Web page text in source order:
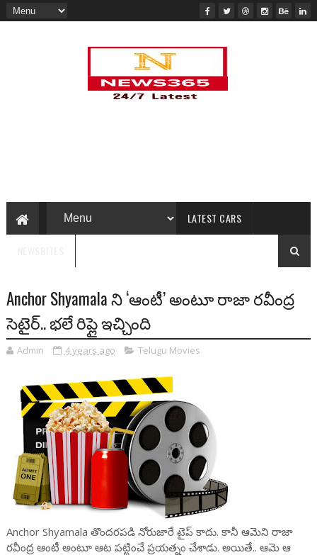
LATEST CARS
Anchor Shyamala ని ‘ఆంటీ’ అంటూ రాజా రవీంద్ర
సెటైర్.. భలే రిప్లై ఇచ్చింది
Admin 4 years ago Telugu Movies
Anchor Shyamala తొందరపడి నోరుజారే టైప్ కాదు. కానీ ఆమెని రాజా
రవీంద్ర ఆంటీ అంటూ ఆట పట్టించే ప్రయత్నం చేశాడు. అయితే.. ఆమె ఆ